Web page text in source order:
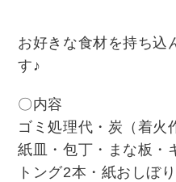
お好きな食材を持ち込
す♪
〇内容
ゴミ処理代・炭（着火
紙皿・包丁・まな板・
トング2本・紙おしぼり